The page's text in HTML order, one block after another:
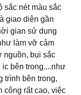
sắc nét màu sắc
giao diện gần
gian sử dụng
làm vỡ cảm
nguồn, bụi sắc
bên trong....như
trình bên trong,
công rất cao, việc